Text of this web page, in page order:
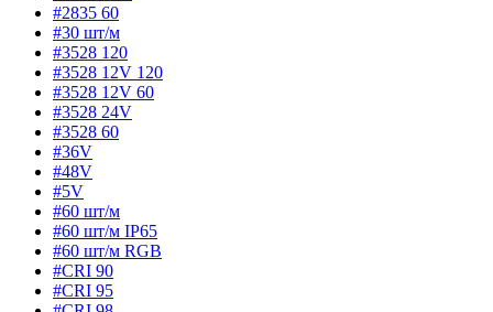
#2835 60
#30 шт/м
#3528 120
#3528 12V 120
#3528 12V 60
#3528 24V
#3528 60
#36V
#48V
#5V
#60 шт/м
#60 шт/м IP65
#60 шт/м RGB
#CRI 90
#CRI 95